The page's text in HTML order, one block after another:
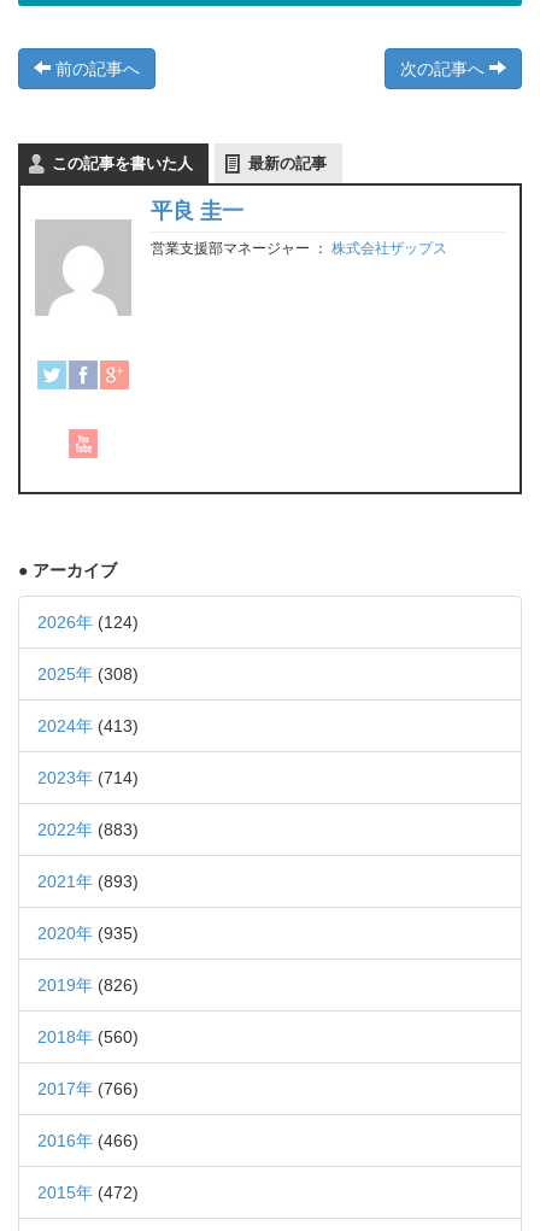
前の記事へ 次の記事へ
この記事を書いた人 最新の記事
平良 圭一
営業支援部マネージャー ： 株式会社ザップス
● アーカイブ
2026年 (124)
2025年 (308)
2024年 (413)
2023年 (714)
2022年 (883)
2021年 (893)
2020年 (935)
2019年 (826)
2018年 (560)
2017年 (766)
2016年 (466)
2015年 (472)